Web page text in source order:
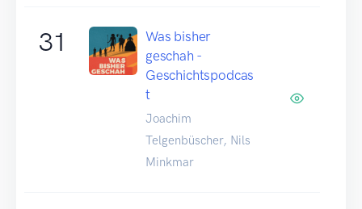
31
Was bisher
geschah -
Geschichtspodcas
t
Joachim
Telgenbüscher, Nils
Minkmar